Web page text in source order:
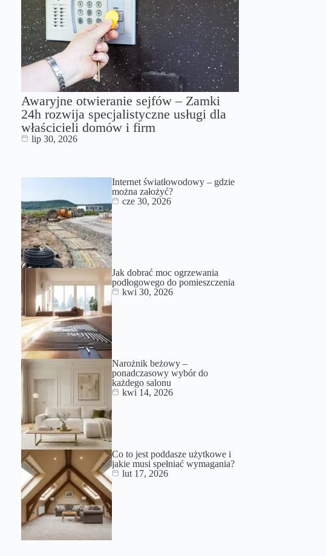
Awaryjne otwieranie sejfów – Zamki
24h rozwija specjalistyczne usługi dla
właścicieli domów i firm
lip 30, 2026
Internet światłowodowy – gdzie
można założyć?
cze 30, 2026
Jak dobrać moc ogrzewania
podłogowego do pomieszczenia
kwi 30, 2026
Narożnik beżowy –
ponadczasowy wybór do
każdego salonu
kwi 14, 2026
Co to jest poddasze użytkowe i
jakie musi spełniać wymagania?
lut 17, 2026